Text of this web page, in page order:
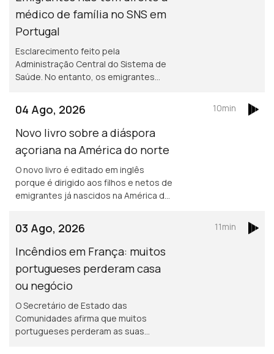
médico de família no SNS em
Portugal
Esclarecimento feito pela
Administração Central do Sistema de
Saúde. No entanto, os emigrantes
04 Ago, 2026
Novo livro sobre a diáspora
açoriana na América do norte
O novo livro é editado em inglês
porque é dirigido aos filhos e netos de
emigrantes já nascidos na América do
durante uma semana, por causa dos
incêndios.
10min
03 Ago, 2026
Incêndios em França: muitos
portugueses perderam casa
ou negócio
O Secretário de Estado das
Comunidades afirma que muitos
portugueses perderam as suas
11min